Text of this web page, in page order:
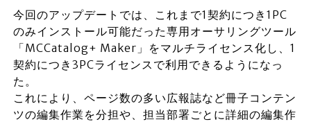
今回のアップデートでは、これまで1契約につき1PC
のみインストール可能だった専用オーサリングツール
「MCCatalog+ Maker」をマルチライセンス化し、1
契約につき3PCライセンスで利用できるようになっ
た。
これにより、ページ数の多い広報誌など冊子コンテン
ツの編集作業を分担や、担当部署ごとに詳細の編集作